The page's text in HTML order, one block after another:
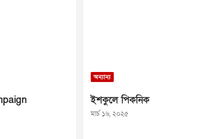
অন্যান্য
ইশকুলে পিকনিক
মার্চ ১৬, ২০২৫